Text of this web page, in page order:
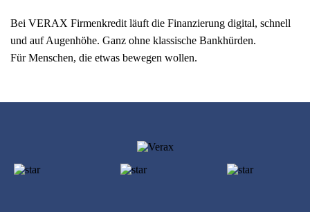
Bei VERAX Firmenkredit läuft die Finanzierung digital, schnell
und auf Augenhöhe. Ganz ohne klassische Bankhürden.
Für Menschen, die etwas bewegen wollen.